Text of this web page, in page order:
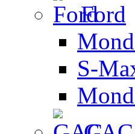
Ford
S-